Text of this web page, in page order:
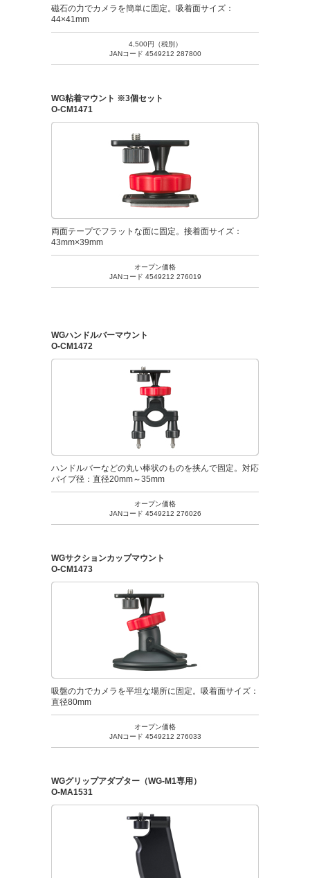
磁石の力でカメラを簡単に固定。吸着面サイズ：
44×41mm
4,500円（税別）
JANコード 4549212 287800
WG粘着マウント ※3個セット
O-CM1471
両面テープでフラットな面に固定。接着面サイズ：
43mm×39mm
オープン価格
JANコード 4549212 276019
WGハンドルバーマウント
O-CM1472
ハンドルバーなどの丸い棒状のものを挟んで固定。対応
パイプ径：直径20mm～35mm
オープン価格
JANコード 4549212 276026
WGサクションカップマウント
O-CM1473
吸盤の力でカメラを平坦な場所に固定。吸着面サイズ：
直径80mm
オープン価格
JANコード 4549212 276033
WGグリップアダプター（WG-M1専用）
O-MA1531